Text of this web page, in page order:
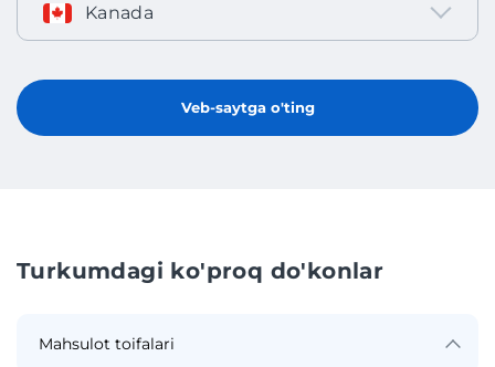
Kanada
Veb-saytga o'ting
Turkumdagi ko'proq do'konlar